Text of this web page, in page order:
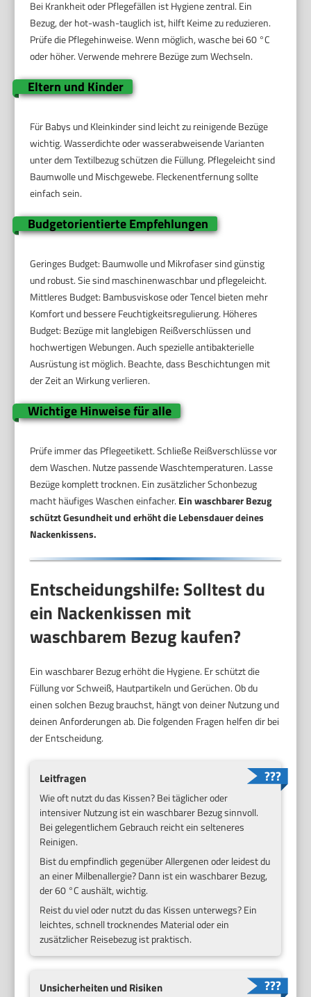
Bei Krankheit oder Pflegefällen ist Hygiene zentral. Ein
Bezug, der hot-wash-tauglich ist, hilft Keime zu reduzieren.
Prüfe die Pflegehinweise. Wenn möglich, wasche bei 60 °C
oder höher. Verwende mehrere Bezüge zum Wechseln.
Eltern und Kinder
Für Babys und Kleinkinder sind leicht zu reinigende Bezüge
wichtig. Wasserdichte oder wasserabweisende Varianten
unter dem Textilbezug schützen die Füllung. Pflegeleicht sind
Baumwolle und Mischgewebe. Fleckenentfernung sollte
einfach sein.
Budgetorientierte Empfehlungen
Geringes Budget: Baumwolle und Mikrofaser sind günstig
und robust. Sie sind maschinenwaschbar und pflegeleicht.
Mittleres Budget: Bambusviskose oder Tencel bieten mehr
Komfort und bessere Feuchtigkeitsregulierung. Höheres
Budget: Bezüge mit langlebigen Reißverschlüssen und
hochwertigen Webungen. Auch spezielle antibakterielle
Ausrüstung ist möglich. Beachte, dass Beschichtungen mit
der Zeit an Wirkung verlieren.
Wichtige Hinweise für alle
Prüfe immer das Pflegeetikett. Schließe Reißverschlüsse vor
dem Waschen. Nutze passende Waschtemperaturen. Lasse
Bezüge komplett trocknen. Ein zusätzlicher Schonbezug
macht häufiges Waschen einfacher. Ein waschbarer Bezug
schützt Gesundheit und erhöht die Lebensdauer deines
Nackenkissens.
Entscheidungshilfe: Solltest du
ein Nackenkissen mit
waschbarem Bezug kaufen?
Ein waschbarer Bezug erhöht die Hygiene. Er schützt die
Füllung vor Schweiß, Hautpartikeln und Gerüchen. Ob du
einen solchen Bezug brauchst, hängt von deiner Nutzung und
deinen Anforderungen ab. Die folgenden Fragen helfen dir bei
der Entscheidung.
Leitfragen
Wie oft nutzt du das Kissen? Bei täglicher oder
intensiver Nutzung ist ein waschbarer Bezug sinnvoll.
Bei gelegentlichem Gebrauch reicht ein selteneres
Reinigen.
Bist du empfindlich gegenüber Allergenen oder leidest du
an einer Milbenallergie? Dann ist ein waschbarer Bezug,
der 60 °C aushält, wichtig.
Reist du viel oder nutzt du das Kissen unterwegs? Ein
leichtes, schnell trocknendes Material oder ein
zusätzlicher Reisebezug ist praktisch.
Unsicherheiten und Risiken